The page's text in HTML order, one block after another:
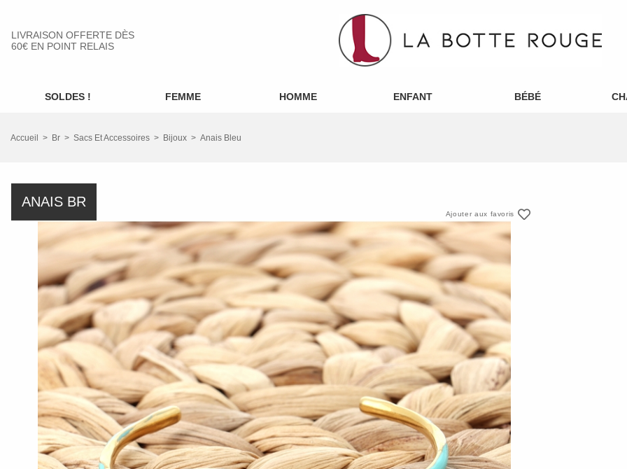
LIVRAISON OFFERTE DÈS
60€ EN POINT RELAIS
SOLDES ! FEMME HOMME ENFANT BÉBÉ
Accueil Br Sacs Et Accessoires Bijoux Anais Bleu
ANAIS BR
Ajouter aux favoris